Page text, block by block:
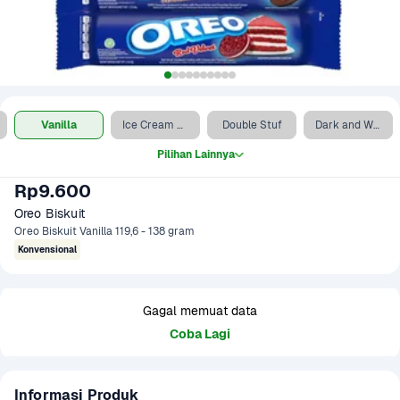
Vanilla Ice Cream Blueberry Double Stuf Dark and White Chocolate
Pilihan Lainnya
Rp9.600
Oreo Biskuit
Oreo Biskuit Vanilla 119,6 - 138 gram
Konvensional
Gagal memuat data
Coba Lagi
Informasi Produk